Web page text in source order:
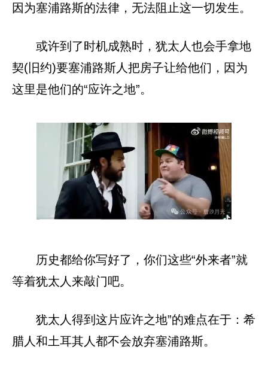
因为塞浦路斯的法律，无法阻止这一切发生。
或许到了时机成熟时，犹太人也会手拿地
契(旧约)要塞浦路斯人把房子让给他们，因为
这里是他们的“应许之地”。
历史都给你写好了，你们这些“外来者”就
等着犹太人来敲门吧。
犹太人得到这片应许之地”的难点在于：希
腊人和土耳其人都不会放弃塞浦路斯。